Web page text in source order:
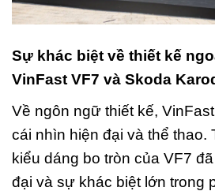
Sự khác biệt về thiết kế
VinFast VF7 và Skoda
Về ngôn ngữ thiết kế,
cái nhìn hiện đại và thể thao.
kiểu dáng bo tròn của VF7
đại và sự khác biệt lớn trong